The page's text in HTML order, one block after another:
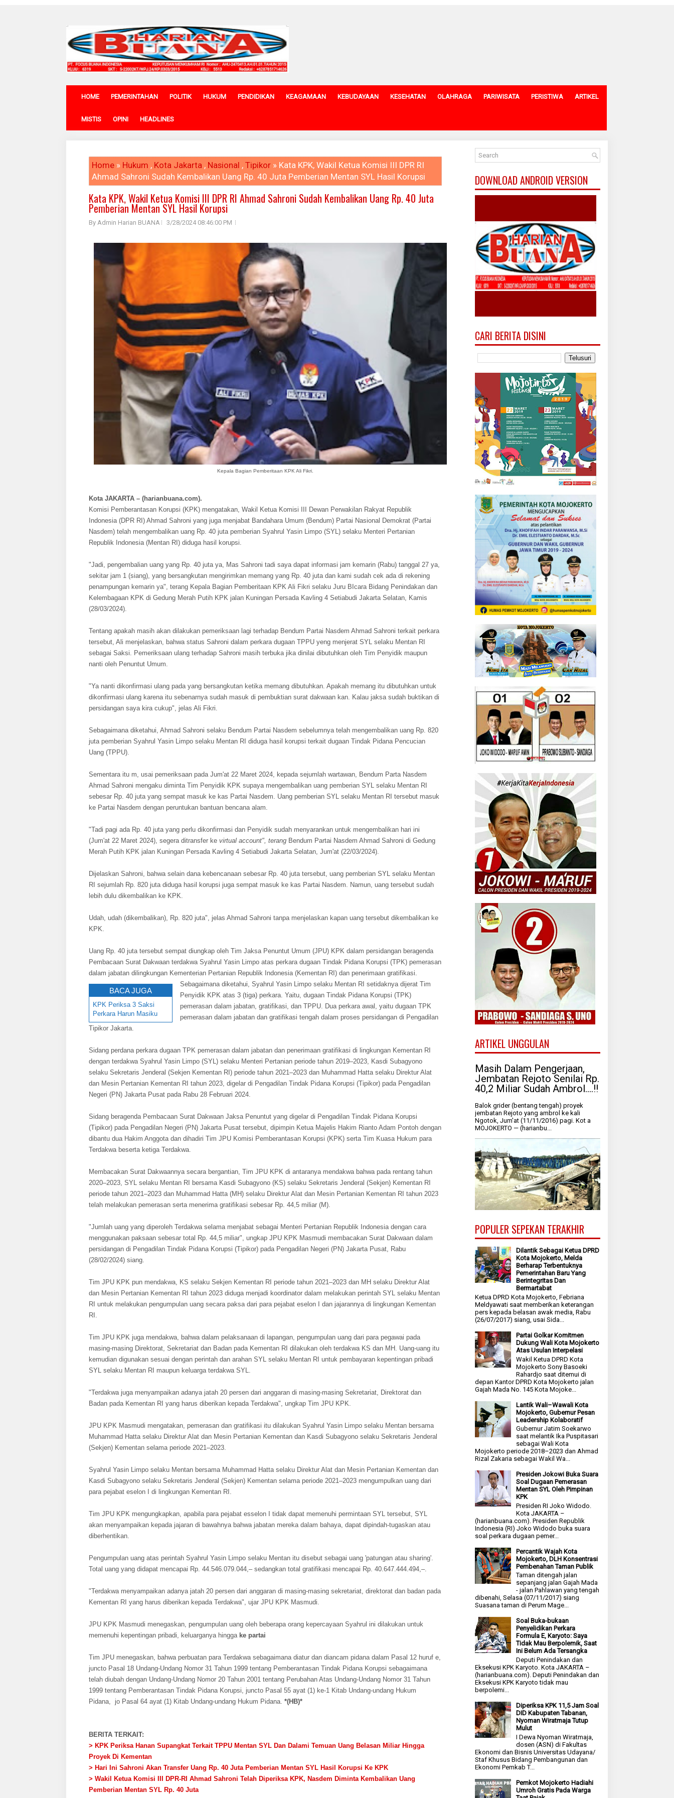
HOME PEMERINTAHAN POLITIK HUKUM PENDIDIKAN KEAGAMAAN KEBUDAYAAN KESEHATAN OLAHRAGA PARIWISATA PERISTIWA ARTIKEL
MISTIS OPINI HEADLINES
Home » Hukum , Kota Jakarta , Nasional , Tipikor » Kata KPK, Wakil Ketua Komisi III DPR RI
Ahmad Sahroni Sudah Kembalikan Uang Rp. 40 Juta Pemberian Mentan SYL Hasil Korupsi
Kata KPK, Wakil Ketua Komisi III DPR RI Ahmad Sahroni Sudah Kembalikan Uang Rp. 40 Juta
Pemberian Mentan SYL Hasil Korupsi
By Admin Harian BUANA 3/28/2024 08:46:00 PM
Kepala Bagian Pemberitaan KPK Ali Fikri.
Kota JAKARTA – (harianbuana.com).
Komisi Pemberantasan Korupsi (KPK) mengatakan, Wakil Ketua Komisi III Dewan Perwakilan Rakyat Republik
Indonesia (DPR RI) Ahmad Sahroni yang juga menjabat Bandahara Umum (Bendum) Partai Nasional Demokrat (Partai
Nasdem) telah mengembalikan uang Rp. 40 juta pemberian Syahrul Yasin Limpo (SYL) selaku Menteri Pertanian
Republik Indonesia (Mentan RI) diduga hasil korupsi.
"Jadi, pengembalian uang yang Rp. 40 juta ya, Mas Sahroni tadi saya dapat informasi jam kemarin (Rabu) tanggal 27 ya,
sekitar jam 1 (siang), yang bersangkutan mengirimkan memang yang Rp. 40 juta dan kami sudah cek ada di rekening
penampungan kemarin ya", terang Kepala Bagian Pemberitaan KPK Ali Fikri selaku Juru BIcara Bidang Penindakan dan
Kelembagaan KPK di Gedung Merah Putih KPK jalan Kuningan Persada Kavling 4 Setiabudi Jakarta Selatan, Kamis
(28/03/2024).
Tentang apakah masih akan dilakukan pemeriksaan lagi terhadap Bendum Partai Nasdem Ahmad Sahroni terkait perkara
tersebut, Ali menjelaskan, bahwa status Sahroni dalam perkara dugaan TPPU yeng menjerat SYL selaku Mentan RI
sebagai Saksi. Pemeriksaan ulang terhadap Sahroni masih terbuka jika dinilai dibutuhkan oleh Tim Penyidik maupun
nanti oleh Penuntut Umum.
"Ya nanti dikonfirmasi ulang pada yang bersangkutan ketika memang dibutuhkan. Apakah memang itu dibutuhkan untuk
dikonfirmasi ulang karena itu sebenarnya sudah masuk di pembuktian surat dakwaan kan. Kalau jaksa sudah buktikan di
persidangan saya kira cukup", jelas Ali Fikri.
Sebagaimana diketahui, Ahmad Sahroni selaku Bendum Partai Nasdem sebelumnya telah mengembalikan uang Rp. 820
juta pemberian Syahrul Yasin Limpo selaku Mentan RI diduga hasil korupsi terkait dugaan Tindak Pidana Pencucian
Uang (TPPU).
Sementara itu m, usai pemeriksaan pada Jum'at 22 Maret 2024, kepada sejumlah wartawan, Bendum Parta Nasdem
Ahmad Sahroni mengaku diminta Tim Penyidik KPK supaya mengembalikan uang pemberian SYL selaku Mentan RI
sebesar Rp. 40 juta yang sempat masuk ke kas Partai Nasdem. Uang pemberian SYL selaku Mentan RI tersebut masuk
ke Partai Nasdem dengan peruntukan bantuan bencana alam.
"Tadi pagi ada Rp. 40 juta yang perlu dikonfirmasi dan Penyidik sudah menyarankan untuk mengembalikan hari ini
(Jum'at 22 Maret 2024), segera ditransfer ke virtual account", terang Bendum Partai Nasdem Ahmad Sahroni di Gedung
Merah Putih KPK jalan Kuningan Persada Kavling 4 Setiabudi Jakarta Selatan, Jum'at (22/03/2024).
Dijelaskan Sahroni, bahwa selain dana kebencanaan sebesar Rp. 40 juta tersebut, uang pemberian SYL selaku Mentan
RI sejumlah Rp. 820 juta diduga hasil korupsi juga sempat masuk ke kas Partai Nasdem. Namun, uang tersebut sudah
lebih dulu dikembalikan ke KPK.
Udah, udah (dikembalikan), Rp. 820 juta", jelas Ahmad Sahroni tanpa menjelaskan kapan uang tersebut dikembalikan ke
KPK.
Uang Rp. 40 juta tersebut sempat diungkap oleh Tim Jaksa Penuntut Umum (JPU) KPK dalam persidangan beragenda
Pembacaan Surat Dakwaan terdakwa Syahrul Yasin Limpo atas perkara dugaan Tindak Pidana Korupsi (TPK) pemerasan
dalam jabatan dilingkungan Kementerian Pertanian Republik Indonesia (Kementan RI) dan penerimaan gratifikasi.
BACA JUGA
KPK Periksa 3 Saksi
Perkara Harun Masiku
Sebagaimana diketahui, Syahrul Yasin Limpo selaku Mentan RI setidaknya dijerat Tim
Penyidik KPK atas 3 (tiga) perkara. Yaitu, dugaan Tindak Pidana Korupsi (TPK)
pemerasan dalam jabatan, gratifikasi, dan TPPU. Dua perkara awal, yaitu dugaan TPK
pemerasan dalam jabatan dan gratifikasi tengah dalam proses persidangan di Pengadilan
Tipikor Jakarta.
Sidang perdana perkara dugaan TPK pemerasan dalam jabatan dan penerimaan gratifikasi di lingkungan Kementan RI
dengan terdakwa Syahrul Yasin Limpo (SYL) selaku Menteri Pertanian periode tahun 2019–2023, Kasdi Subagyono
selaku Sekretaris Jenderal (Sekjen Kementan RI) periode tahun 2021–2023 dan Muhammad Hatta selaku Direktur Alat
dan Mesin Pertanian Kementan RI tahun 2023, digelar di Pengadilan Tindak Pidana Korupsi (Tipikor) pada Pengadilan
Negeri (PN) Jakarta Pusat pada Rabu 28 Februari 2024.
Sidang beragenda Pembacaan Surat Dakwaan Jaksa Penuntut yang digelar di Pengadilan Tindak Pidana Korupsi
(Tipikor) pada Pengadilan Negeri (PN) Jakarta Pusat tersebut, dipimpin Ketua Majelis Hakim Rianto Adam Pontoh dengan
dibantu dua Hakim Anggota dan dihadiri Tim JPU Komisi Pemberantasan Korupsi (KPK) serta Tim Kuasa Hukum para
Terdakwa beserta ketiga Terdakwa.
Membacakan Surat Dakwaannya secara bergantian, Tim JPU KPK di antaranya mendakwa bahwa pada rentang tahun
2020–2023, SYL selaku Mentan RI bersama Kasdi Subagyono (KS) selaku Sekretaris Jenderal (Sekjen) Kementan RI
periode tahun 2021–2023 dan Muhammad Hatta (MH) selaku Direktur Alat dan Mesin Pertanian Kementan RI tahun 2023
telah melakukan pemerasan serta menerima gratifikasi sebesar Rp. 44,5 miliar (M).
"Jumlah uang yang diperoleh Terdakwa selama menjabat sebagai Menteri Pertanian Republik Indonesia dengan cara
menggunakan paksaan sebesar total Rp. 44,5 miliar", ungkap JPU KPK Masmudi membacakan Surat Dakwaan dalam
persidangan di Pengadilan Tindak Pidana Korupsi (Tipikor) pada Pengadilan Negeri (PN) Jakarta Pusat, Rabu
(28/02/2024) siang.
Tim JPU KPK pun mendakwa, KS selaku Sekjen Kementan RI periode tahun 2021–2023 dan MH selaku Direktur Alat
dan Mesin Pertanian Kementan RI tahun 2023 diduga menjadi koordinator dalam melakukan perintah SYL selaku Mentan
RI untuk melakukan pengumpulan uang secara paksa dari para pejabat eselon I dan jajarannya di lingkungan Kementan
RI.
Tim JPU KPK juga mendakwa, bahwa dalam pelaksanaan di lapangan, pengumpulan uang dari para pegawai pada
masing-masing Direktorat, Sekretariat dan Badan pada Kementan RI dilakukan oleh terdakwa KS dan MH. Uang-uang itu
kemudian digunakan sesuai dengan perintah dan arahan SYL selaku Mentan RI untuk pembayaran kepentingan pribadi
SYL selaku Mentan RI maupun keluarga terdakwa SYL.
"Terdakwa juga menyampaikan adanya jatah 20 persen dari anggaran di masing-masing Sekretariat, Direktorat dan
Badan pada Kementan RI yang harus diberikan kepada Terdakwa", ungkap Tim JPU KPK.
JPU KPK Masmudi mengatakan, pemerasan dan gratifikasi itu dilakukan Syahrul Yasin Limpo selaku Mentan bersama
Muhammad Hatta selaku Direktur Alat dan Mesin Pertanian Kementan dan Kasdi Subagyono selaku Sekretaris Jenderal
(Sekjen) Kementan selama periode 2021–2023.
Syahrul Yasin Limpo selaku Mentan bersama Muhammad Hatta selaku Direktur Alat dan Mesin Pertanian Kementan dan
Kasdi Subagyono selaku Sekretaris Jenderal (Sekjen) Kementan selama periode 2021–2023 mengumpulkan uang dari
para pejabat eselon I di lingkungan Kementan RI.
Tim JPU KPK mengungkapkan, apabila para pejabat esselon I tidak dapat memenuhi permintaan SYL tersebut, SYL
akan menyampaikan kepada jajaran di bawahnya bahwa jabatan mereka dalam bahaya, dapat dipindah-tugaskan atau
diberhentikan.
Pengumpulan uang atas perintah Syahrul Yasin Limpo selaku Mentan itu disebut sebagai uang 'patungan atau sharing'.
Total uang yang didapat mencapai Rp. 44.546.079.044,– sedangkan total gratifikasi mencapai Rp. 40.647.444.494,–.
"Terdakwa menyampaikan adanya jatah 20 persen dari anggaran di masing-masing sekretariat, direktorat dan badan pada
Kementan RI yang harus diberikan kepada Terdakwa", ujar JPU KPK Masmudi.
JPU KPK Masmudi menegaskan, pengumpulan uang oleh beberapa orang kepercayaan Syahrul ini dilakukan untuk
memenuhi kepentingan pribadi, keluarganya hingga ke partai
Tim JPU menegaskan, bahwa perbuatan para Terdakwa sebagaimana diatur dan diancam pidana dalam Pasal 12 huruf e,
juncto Pasal 18 Undang-Undang Nomor 31 Tahun 1999 tentang Pemberantasan Tindak Pidana Korupsi sebagaimana
telah diubah dengan Undang-Undang Nomor 20 Tahun 2001 tentang Perubahan Atas Undang-Undang Nomor 31 Tahun
1999 tentang Pemberantasan Tindak Pidana Korupsi, juncto Pasal 55 ayat (1) ke-1 Kitab Undang-undang Hukum
Pidana, jo Pasal 64 ayat (1) Kitab Undang-undang Hukum Pidana. *(HB)*
BERITA TERKAIT:
> KPK Periksa Hanan Supangkat Terkait TPPU Mentan SYL Dan Dalami Temuan Uang Belasan Miliar Hingga
Proyek Di Kementan
> Hari Ini Sahroni Akan Transfer Uang Rp. 40 Juta Pemberian Mentan SYL Hasil Korupsi Ke KPK
> Wakil Ketua Komisi III DPR-RI Ahmad Sahroni Telah Diperiksa KPK, Nasdem Diminta Kembalikan Uang
Pemberian Mentan SYL Rp. 40 Juta
DOWNLOAD ANDROID VERSION
CARI BERITA DISINI
ARTIKEL UNGGULAN
Masih Dalam Pengerjaan,
Jembatan Rejoto Senilai Rp.
40,2 Miliar Sudah Ambrol....!!
Balok grider (bentang tengah) proyek
jembatan Rejoto yang ambrol ke kali
Ngotok, Jum'at (11/11/2016) pagi. Kot a
MOJOKERTO — (harianbu...
POPULER SEPEKAN TERAKHIR
Dilantik Sebagai Ketua DPRD
Kota Mojokerto, Melda
Berharap Terbentuknya
Pemerintahan Baru Yang
Berintegritas Dan
Bermartabat
Ketua DPRD Kota Mojokerto, Febriana
Meldyawati saat memberikan keterangan
pers kepada belasan awak media, Rabu
(26/07/2017) siang, usai Sida...
Partai Golkar Komitmen
Dukung Wali Kota Mojokerto
Atas Usulan Interpelasi
Wakil Ketua DPRD Kota
Mojokerto Sony Basoeki
Rahardjo saat ditemui di
depan Kantor DPRD Kota Mojokerto jalan
Gajah Mada No. 145 Kota Mojoke...
Lantik Wali–Wawali Kota
Mojokerto, Gubernur Pesan
Leadership Kolaboratif
Gubernur Jatim Soekarwo
saat melantik Ika Puspitasari
sebagai Wali Kota
Mojokerto periode 2018–2023 dan Ahmad
Rizal Zakaria sebagai Wakil Wa...
Presiden Jokowi Buka Suara
Soal Dugaan Pemerasan
Mentan SYL Oleh Pimpinan
KPK
Presiden RI Joko Widodo.
Kota JAKARTA –
(harianbuana.com). Presiden Republik
Indonesia (RI) Joko Widodo buka suara
soal perkara dugaan pemer...
Percantik Wajah Kota
Mojokerto, DLH Konsentrasi
Pembenahan Taman Publik
Taman ditengah jalan
sepanjang jalan Gajah Mada
- jalan Pahlawan yang tengah
dibenahi, Selasa (07/11/2017) siang
Suasana taman di Perum Mage...
Soal Buka-bukaan
Penyelidikan Perkara
Formula E, Karyoto: Saya
Tidak Mau Berpolemik, Saat
Ini Belum Ada Tersangka
Deputi Penindakan dan
Eksekusi KPK Karyoto. Kota JAKARTA –
(harianbuana.com). Deputi Penindakan dan
Eksekusi KPK Karyoto tidak mau
berpolemi...
Diperiksa KPK 11,5 Jam Soal
DID Kabupaten Tabanan,
Nyoman Wiratmaja Tutup
Mulut
I Dewa Nyoman Wiratmaja,
dosen (ASN) di Fakultas
Ekonomi dan Bisnis Universitas Udayana/
Staf Khusus Bidang Pembangunan dan
Ekonomi Pemkab T...
Pemkot Mojokerto Hadiahi
Umroh Gratis Pada Warga